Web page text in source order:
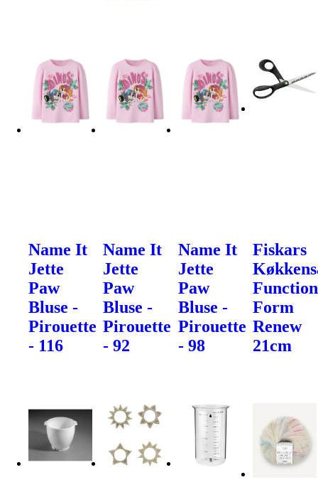
Name It
Jette
Paw
Bluse -
Pirouette
- 116
Name It
Jette
Paw
Bluse -
Pirouette
- 92
Name It
Jette
Paw
Bluse -
Pirouette
- 98
Fiskars
Form
Renew
21cm